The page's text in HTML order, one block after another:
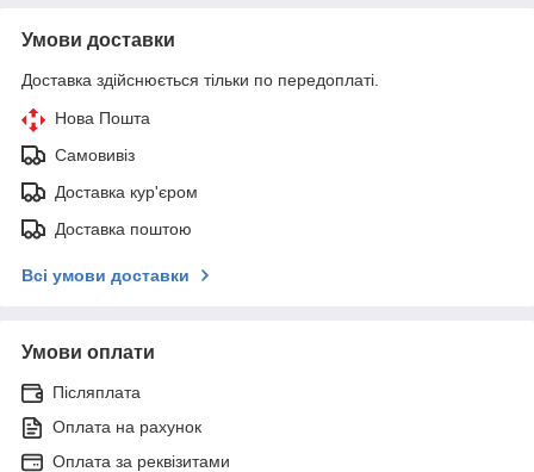
Умови доставки
Доставка здійснюється тільки по передоплаті.
Нова Пошта
Самовивіз
Доставка кур'єром
Доставка поштою
Всі умови доставки
Умови оплати
Післяплата
Оплата на рахунок
Оплата за реквізитами